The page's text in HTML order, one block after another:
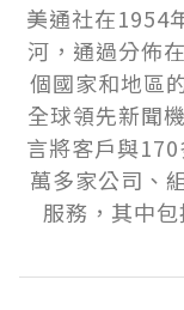
美通社在1954
河，通過分佈
個國家和地區
全球領先新聞
言將客戶與
萬多家公司、
服務，其中